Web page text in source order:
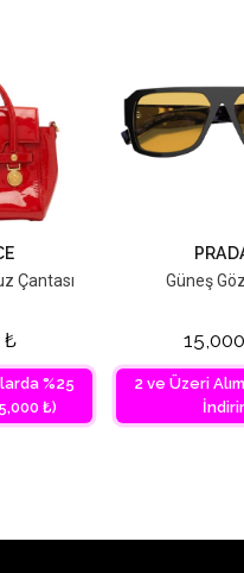
Çantası
₺
%25
₺)
Güneş
15,000
2 ve Üzeri